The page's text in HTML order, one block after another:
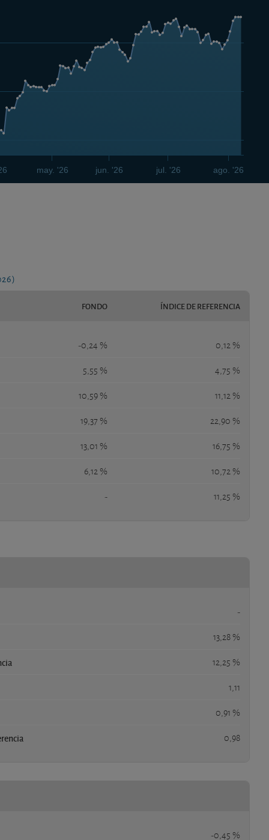
may. '26 jun. '26 jul. '26 ago. '26
FONDO ÍNDICE DE REFERENCIA
-0,24 % 0,12 %
5,55 % 4,75 %
10,59 % 11,12 %
19,37 % 22,90 %
13,01 % 16,75 %
6,12 % 10,72 %
- 11,25 %
-
13,28 %
12,25 %
1,11
0,91 %
0,98
-0,45 %